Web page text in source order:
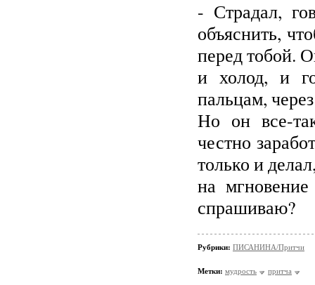
- Страдал,
объяснить,
перед тобой.
и холод, и
пальцам,
Но он все-
честно
только и
на
спрашиваю?
Рубрики: ПИСАНИНА/Притчи
Метки: мудрость притча